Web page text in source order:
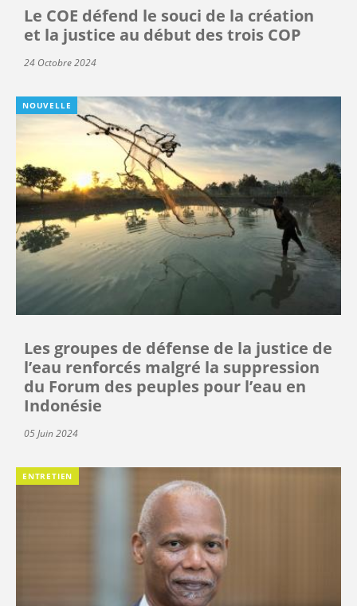
Le COE défend le souci de la création
et la justice au début des trois COP
24 Octobre 2024
NOUVELLE
Les groupes de défense de la justice de
l’eau renforcés malgré la suppression
du Forum des peuples pour l’eau en
Indonésie
05 Juin 2024
ENTRETIEN